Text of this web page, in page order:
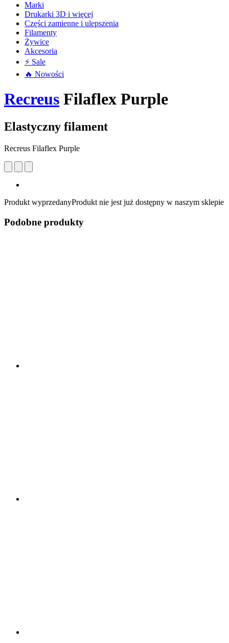
Marki
Drukarki 3D i więcej
Części zamienne i ulepszenia
Filamenty
Żywice
Akcesoria
⚡ Sale
🔥 Nowości
Recreus Filaflex Purple
Elastyczny filament
Recreus Filaflex Purple
Produkt wyprzedanyProdukt nie jest już dostępny w naszym sklepie
Podobne produkty